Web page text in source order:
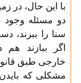
با این حال، در
دو مسئله وجود
سنا را ببرند،
اگر ببازند
خارجی طبق
مشکلی که